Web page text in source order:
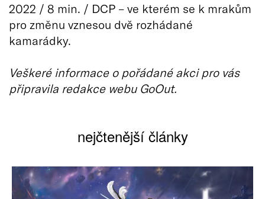
2022 / 8 min. / DCP – ve kterém se k mrakům
pro změnu vznesou dvě rozhádané
kamarádky.
Veškeré informace o pořádané akci pro vás
připravila redakce webu GoOut.
nejčtenější články